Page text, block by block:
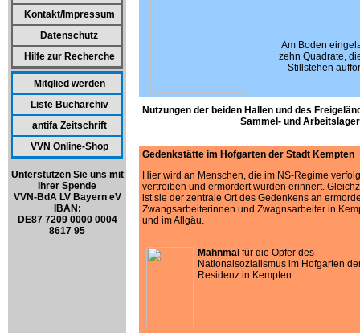
Kontakt/Impressum
Datenschutz
Hilfe zur Recherche
Mitglied werden
Liste Bucharchiv
antifa Zeitschrift
VVN Online-Shop
Unterstützen Sie uns mit
Ihrer Spende
VVN-BdA LV Bayern eV
IBAN:
DE87 7209 0000 0004
8617 95
Am Boden
zehn Quadrate,
Stillstehen
Nutzungen der beiden Hallen und des
Sammel- und
Gedenkstätte im Hofgarten der Stadt Kempten
Hier wird an Menschen, die im NS-Regime
vertreiben und ermordert wurden erinnert.
ist sie der zentrale Ort des Gedenkens an
Zwangsarbeiterinnen und Zwagnsarbeiter in
und im Allgäu.
Mahnmal für die Opfer des
Nationalsozialismus im Hofgarten
Residenz in Kempten.